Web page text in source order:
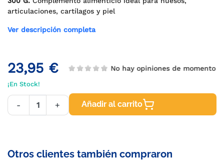
articulaciones, cartílagos y piel
Ver descripción completa
23,95 € No hay opiniones de momento
¡En Stock!
- + Añadir al carrito
Otros clientes también compraron